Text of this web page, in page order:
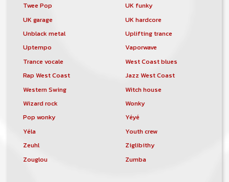
Twee Pop
UK funky
UK garage
UK hardcore
Unblack metal
Uplifting trance
Uptempo
Vaporwave
Trance vocale
West Coast blues
Rap West Coast
Jazz West Coast
Western Swing
Witch house
Wizard rock
Wonky
Pop wonky
Yéyé
Yéla
Youth crew
Zeuhl
Ziglibithy
Zouglou
Zumba